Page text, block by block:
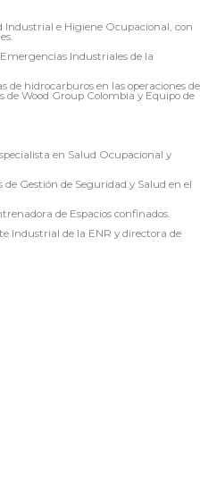
Industrial e Higiene Ocupacional, con
Industriales de la
de hidrocarburos en las operaciones de
Wood Group Colombia y Equipo de
en Salud Ocupacional y
Gestión de Seguridad y Salud en el
de Espacios confinados.
Industrial de la ENR y directora de